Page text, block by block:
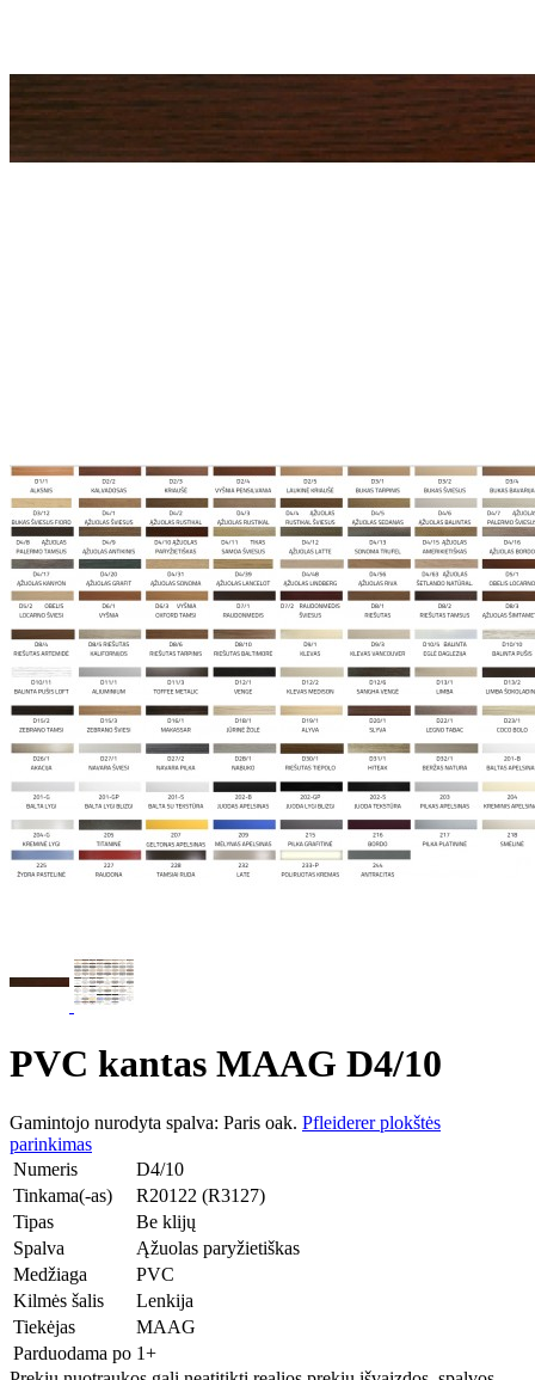
PVC kantas MAAG D4/10
Gamintojo nurodyta spalva: Paris oak. Pfleiderer plokštės
parinkimas
Numeris
D4/10
Tinkama(-as)
R20122 (R3127)
Tipas
Be klijų
Spalva
Ąžuolas paryžietiškas
Medžiaga
PVC
Kilmės šalis
Lenkija
Tiekėjas
MAAG
Parduodama po 1+